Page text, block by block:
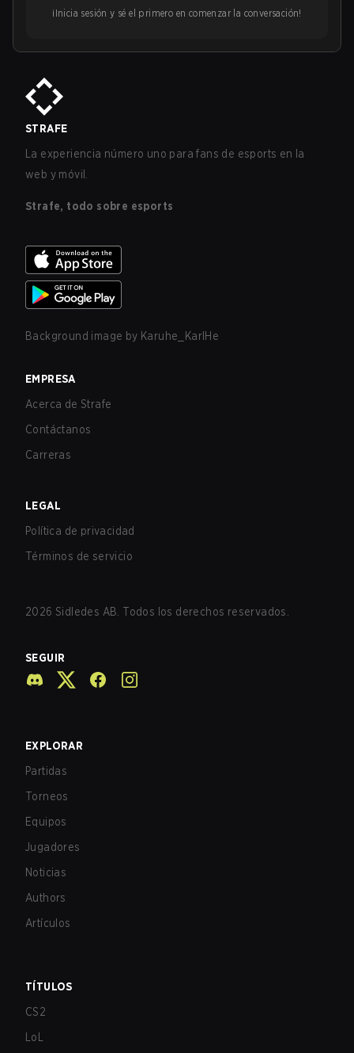
¡Inicia sesión y sé el primero en comenzar la conversación!
STRAFE
La experiencia número uno para fans de esports en la
web y móvil.
Strafe, todo sobre esports
Background image by Karuhe_KarlHe
EMPRESA
Acerca de Strafe
Contáctanos
Carreras
LEGAL
Política de privacidad
Términos de servicio
2026 Sidledes AB. Todos los derechos reservados.
SEGUIR
EXPLORAR
Partidas
Torneos
Equipos
Jugadores
Noticias
Authors
Artículos
TÍTULOS
CS2
LoL